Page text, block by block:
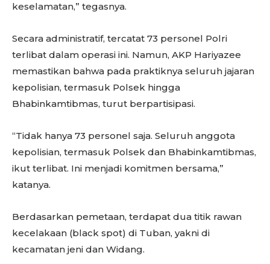
keselamatan,” tegasnya.
Secara administratif, tercatat 73 personel Polri
terlibat dalam operasi ini. Namun, AKP Hariyazee
memastikan bahwa pada praktiknya seluruh jajaran
kepolisian, termasuk Polsek hingga
Bhabinkamtibmas, turut berpartisipasi.
“Tidak hanya 73 personel saja. Seluruh anggota
kepolisian, termasuk Polsek dan Bhabinkamtibmas,
ikut terlibat. Ini menjadi komitmen bersama,”
katanya.
Berdasarkan pemetaan, terdapat dua titik rawan
kecelakaan (black spot) di Tuban, yakni di
kecamatan jeni dan Widang.